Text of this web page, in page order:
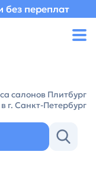
без переплат
салонов Плитбург
в г. Санкт-Петербург